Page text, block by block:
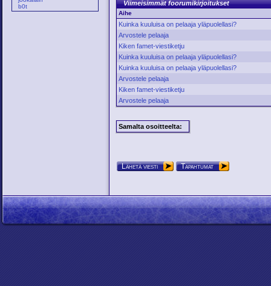
b0t
Viimeisimmät foorumikirjoitukset
Aihe
Kuinka kuuluisa on pelaaja yläpuolellasi?
Arvostele pelaaja
Kiken famet-viestiketju
Kuinka kuuluisa on pelaaja yläpuolellasi?
Kuinka kuuluisa on pelaaja yläpuolellasi?
Arvostele pelaaja
Kiken famet-viestiketju
Arvostele pelaaja
Samalta osoitteelta:
Lähetä viesti Tapahtumat